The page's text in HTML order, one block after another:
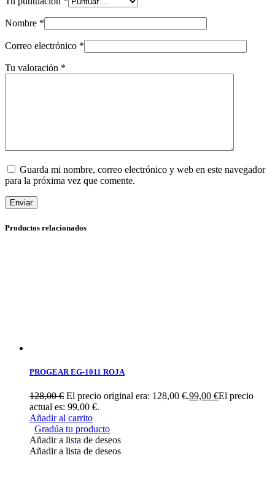
Nombre *
Correo electrónico *
Tu valoración *
Guarda mi nombre, correo electrónico y web en este navegador
para la próxima vez que comente.
Enviar
Productos relacionados
PROGEAR EG-1011 ROJA
128,00€ El precio original era: 128,00 €.99,00 €El precio
actual es: 99,00 €.
Añadir al carrito
Gradúa tu producto
Añadir a lista de deseos
Añadir a lista de deseos